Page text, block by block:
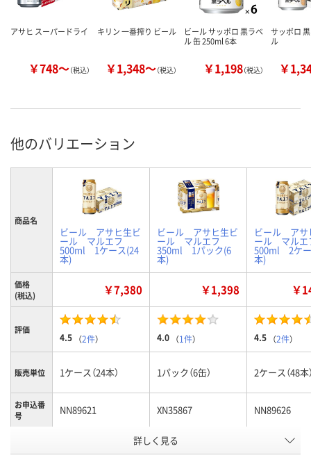
アサヒ スーパードライ
￥748～（税込）
キリン 一番搾り ビール
￥1,348～（税込）
ビール サッポロ 黒ラベ
ル 缶 250ml 6本
￥1,198（税込）
サッポロ
ル
￥
他のバリエーション
商品名
ビール アサヒ生ビ
ール マルエフ
500ml 1ケース(24
本)
ビール アサヒ生ビ
ール マルエフ
350ml 1パック(6
本)
ビール アサ
ール マル
500ml 2ケ
本)
価格
(税込)
￥7,380 ￥1,398 ￥
評価
4.5 （2件） 4.0 （1件） 4.5 （2件）
販売単位 1ケース（24本） 1パック（6缶） 2ケース（48本
お申込番
号
NN89621 XN35867 NN89626
あり 入荷待ち
詳しく見る